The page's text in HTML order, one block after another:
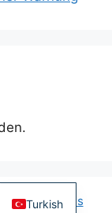
GeneratePress
Turkish